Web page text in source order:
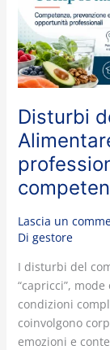
Disturbi
Lascia un
Di gestore
I disturbi del
“capricci”,
condizioni
coinvolgono
emozioni e
oggi
servono
professionisti
preparati,
empatici
competenti